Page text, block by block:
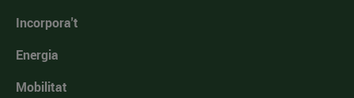
Incorpora't
Energia
Mobilitat